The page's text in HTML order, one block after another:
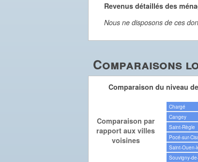
Revenus détaillés des
Nous ne disposons de ces
Comparaisons
Comparaison du niveau
Comparaison par
rapport aux villes
voisines
Chargé
Cangey
Saint-Règle
Pocé-sur-
Saint-Ouen-
Souvigny-